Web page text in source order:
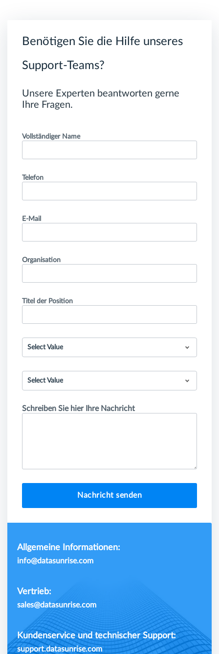
Benötigen Sie die Hilfe unseres
Support-Teams?
Unsere Experten beantworten gerne
Ihre Fragen.
Vollständiger Name
Telefon
E-Mail
Organisation
Titel der Position
Select Value
Select Value
Schreiben Sie hier Ihre Nachricht
Nachricht senden
Allgemeine Informationen:
info@datasunrise.com
Vertrieb:
sales@datasunrise.com
Kundenservice und technischer Support:
support.datasunrise.com